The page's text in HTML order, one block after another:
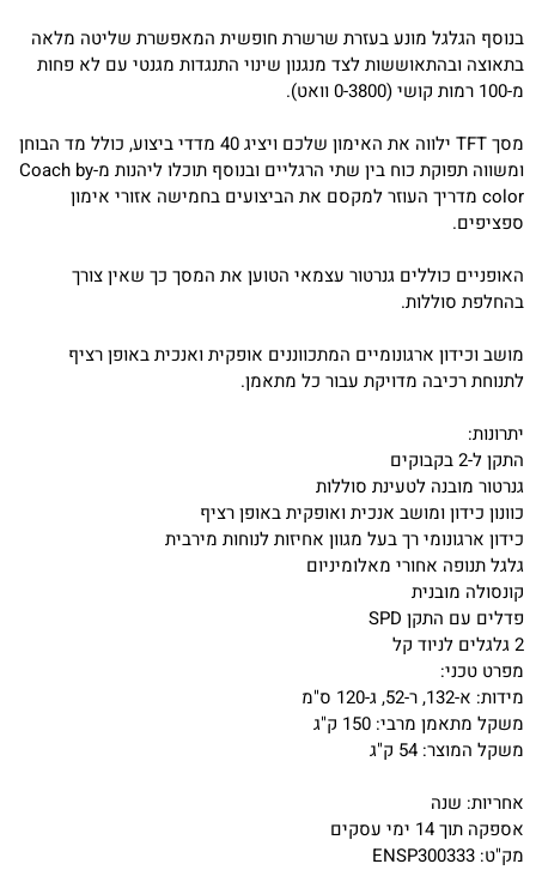
בנוסף הגלגל מונע בעזרת שרשרת חופשית המאפשרת שליטה מלאה
בתאוצה ובהתאוששות לצד מנגנון שינוי התנגדות מגנטי עם לא פחות
מ-100 רמות קושי (0-3800 וואט).
מסך TFT ילווה את האימון שלכם ויציג 40 מדדי ביצוע, כולל מד הבוחן
ומשווה תפוקת כוח בין שתי הרגליים ובנוסף תוכלו ליהנות מ-Coach by
color מדריך העוזר למקסם את הביצועים בחמישה אזורי אימון
ספציפים.
האופניים כוללים גנרטור עצמאי הטוען את המסך כך שאין צורך
בהחלפת סוללות.
מושב וכידון ארגונומיים המתכווננים אופקית ואנכית באופן רציף
לתנוחת רכיבה מדויקת עבור כל מתאמן.
יתרונות:
התקן ל-2 בקבוקים
גנרטור מובנה לטעינת סוללות
כוונון כידון ומושב אנכית ואופקית באופן רציף
כידון ארגונומי רך בעל מגוון אחיזות לנוחות מירבית
גלגל תנופה אחורי מאלומיניום
קונסולה מובנית
פדלים עם התקן SPD
2 גלגלים לניוד קל
מפרט טכני:
מידות: א-132, ר-52, ג-120 ס"מ
משקל מתאמן מרבי: 150 ק"ג
משקל המוצר: 54 ק"ג
אחריות: שנה
אספקה תוך 14 ימי עסקים
מק"ט: ENSP300333